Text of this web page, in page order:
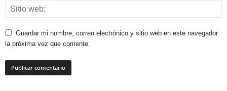
Guardar mi nombre, correo electrónico y sitio web en este navegador
la próxima vez que comente.